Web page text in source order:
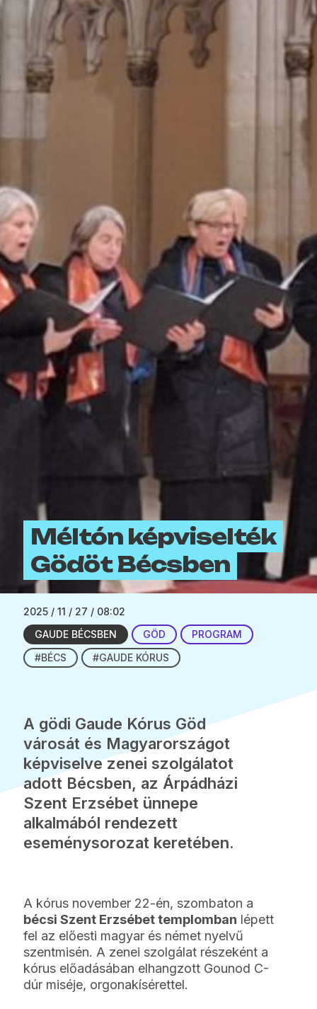
Méltón képviselték
Gödöt Bécsben
2025 / 11 / 27 / 08:02
GAUDE BÉCSBEN
GÖD
PROGRAM
#BÉCS
#GAUDE KÓRUS
A gödi Gaude Kórus Göd
városát és Magyarországot
képviselve zenei szolgálatot
adott Bécsben, az Árpádházi
Szent Erzsébet ünnepe
alkalmából rendezett
eseménysorozat keretében.
A kórus november 22-én, szombaton a
bécsi Szent Erzsébet templomban lépett
fel az előesti magyar és német nyelvű
szentmisén. A zenei szolgálat részeként a
kórus előadásában elhangzott Gounod C-
dúr miséje, orgonakísérettel.